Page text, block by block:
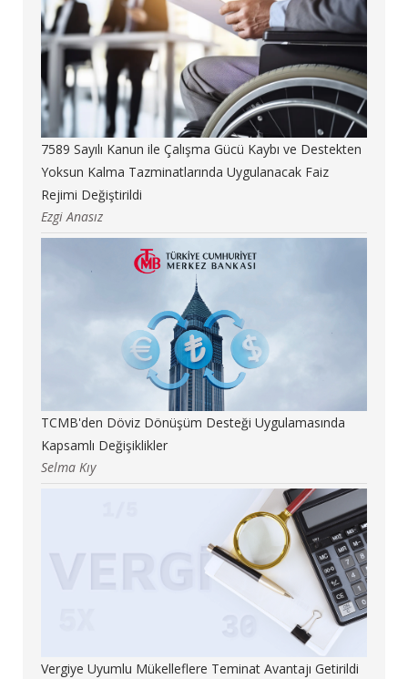
7589 Sayılı Kanun ile Çalışma Gücü Kaybı ve Destekten
Yoksun Kalma Tazminatlarında Uygulanacak Faiz
Rejimi Değiştirildi
Ezgi Anasız
TCMB'den Döviz Dönüşüm Desteği Uygulamasında
Kapsamlı Değişiklikler
Selma Kıy
Vergiye Uyumlu Mükelleflere Teminat Avantajı Getirildi